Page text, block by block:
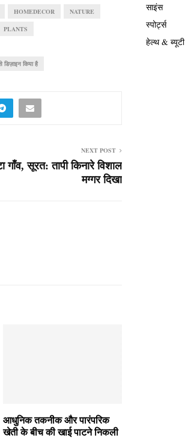
HOMEDECOR NATURE
PLANTS
किया है
NEXT POST
गाँव, सूरत: तापी किनारे विशाल
मग्गर दिखा
आधुनिक तकनीक और पारंपरिक
खेती के बीच की खाई पाटने निकली
साइंस
स्पोर्ट्स
हेल्थ & ब्यूटी